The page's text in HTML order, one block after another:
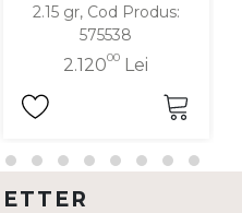
2.15 gr, Cod Produs:
575538
2.12000 Lei